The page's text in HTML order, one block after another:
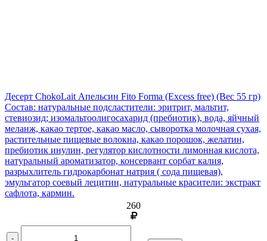
Десерт ChokoLait Апельсин Fito Forma (Excess free) (Вес 55 гр)
Состав: натуральные подсластители: эритрит, мальтит,
стевиозид; изомальтоолигосахарид (пребиотик), вода, яйчный
меланж, какао тертое, какао масло, сыворотка молочная сухая,
растительные пищевые волокна, какао порошок, желатин,
пребиотик инулин, регулятор кислотности лимонная кислота,
натуральный ароматизатор, консервант сорбат калия,
разрыхлитель гидрокарбонат натрия ( сода пищевая),
эмульгатор соевый лецитин, натуральные красители: экстракт
сафлота, кармин.
260
-